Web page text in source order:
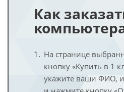
Как
На странице
кнопку «Купить в 1
укажите ваши ФИО,